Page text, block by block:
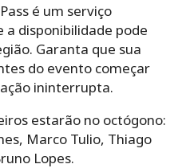
é um serviço
a disponibilidade pode
Garanta que sua
do evento começar
ininterrupta.
estarão no octógono:
Marco Tulio, Thiago
Lopes.